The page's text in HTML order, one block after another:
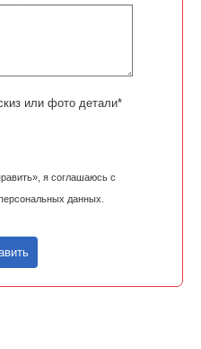
или фото детали*
я соглашаюсь с
данных.